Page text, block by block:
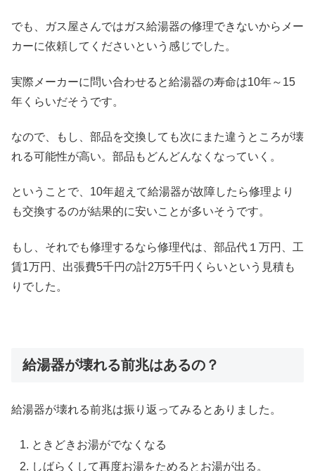
でも、ガス屋さんではガス給湯器の修理できないからメー
カーに依頼してくださいという感じでした。
実際メーカーに問い合わせると給湯器の寿命は10年～15
年くらいだそうです。
なので、もし、部品を交換しても次にまた違うところが壊
れる可能性が高い。部品もどんどんなくなっていく。
ということで、10年超えて給湯器が故障したら修理より
も交換するのが結果的に安いことが多いそうです。
もし、それでも修理するなら修理代は、部品代１万円、工
賃1万円、出張費5千円の計2万5千円くらいという見積も
りでした。
給湯器が壊れる前兆はあるの？
給湯器が壊れる前兆は振り返ってみるとありました。
ときどきお湯がでなくなる
しばらくして再度お湯をためるとお湯が出る。